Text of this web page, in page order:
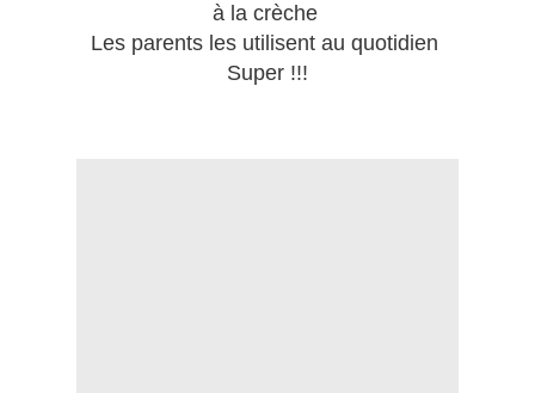
à la crèche
Les parents les utilisent au quotidien
Super !!!